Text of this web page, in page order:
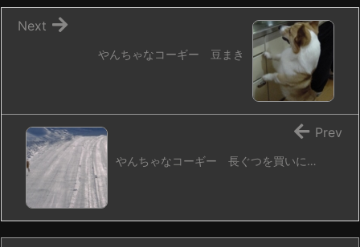
やんちゃなコーギー 豆まき
Next
やんちゃなコーギー 長ぐつを買いに…
Prev